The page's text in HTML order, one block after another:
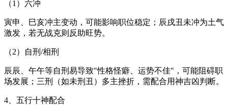
（1）六冲
寅申、巳亥冲主变动，可能影响职位稳定；辰戌丑未冲为土气
激发，若无战克则反助旺势。
（2）自刑/相刑
辰辰、午午等自刑易导致"性格怪癖、运势不佳"，可能阻碍职
场发展；三刑（如未刑丑）多主挫折，需配合用神吉凶判断。
4、五行十神配合